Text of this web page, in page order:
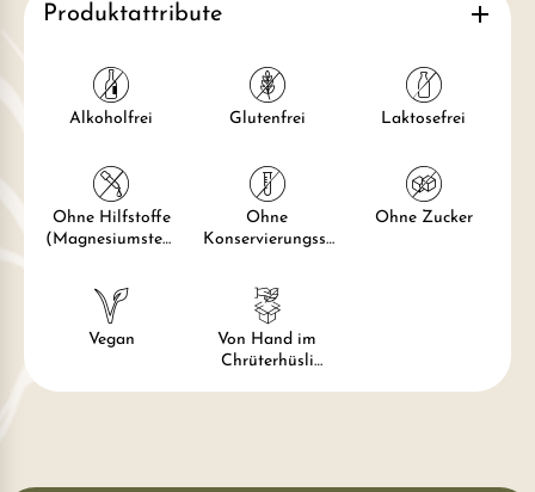
Produktattribute
Alkoholfrei Glutenfrei Laktosefrei
Ohne Hilfstoffe
(Magnesiumstear
Ohne
Konservierungsst
Ohne Zucker
Vegan
Von Hand im
Chrüterhüsli